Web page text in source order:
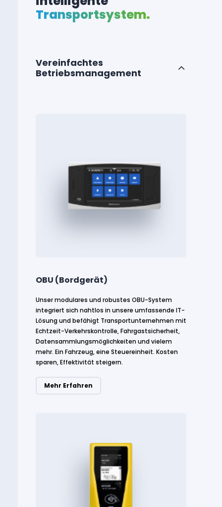
Transportsystem.
Vereinfachtes
Betriebsmanagement
OBU (Bordgerät)
Unser modulares und robustes OBU-System
integriert sich nahtlos in unsere umfassende IT-
Lösung und befähigt Transportunternehmen mit
Echtzeit-Verkehrskontrolle, Fahrgastsicherheit,
Datensammlungsmöglichkeiten und vielem
mehr. Ein Fahrzeug, eine Steuereinheit. Kosten
sparen, Effektivität steigern.
Mehr Erfahren